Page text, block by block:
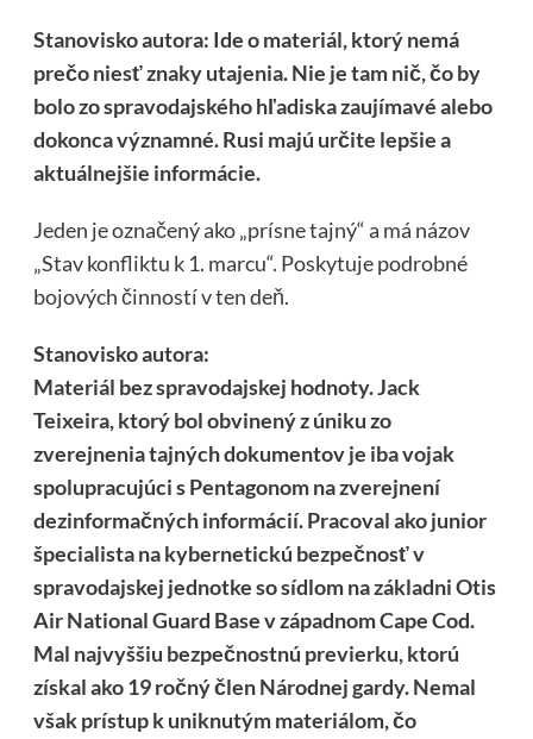
Stanovisko autora: Ide o materiál, ktorý nemá
prečo niesť znaky utajenia. Nie je tam nič, čo by
bolo zo spravodajského hľadiska zaujímavé alebo
dokonca významné. Rusi majú určite lepšie a
aktuálnejšie informácie.
Jeden je označený ako „prísne tajný“ a má názov
„Stav konfliktu k 1. marcu“. Poskytuje podrobné
bojových činností v ten deň.
Stanovisko autora:
Materiál bezspravodajskej hodnoty.Jack
Teixeira, ktorý bol obvinený z úniku zo
zverejnenia tajných dokumentov je iba vojak
spolupracujúci s Pentagonom na zverejnení
dezinformačných informácií. Pracoval ako junior
špecialista na kybernetickú bezpečnosť v
spravodajskej jednotke so sídlom na základni Otis
Air National Guard Base v západnom Cape Cod.
Mal najvyššiu bezpečnostnú previerku, ktorú
získal ako 19 ročný člen Národnej gardy. Nemal
však prístup k uniknutým materiálom, čo